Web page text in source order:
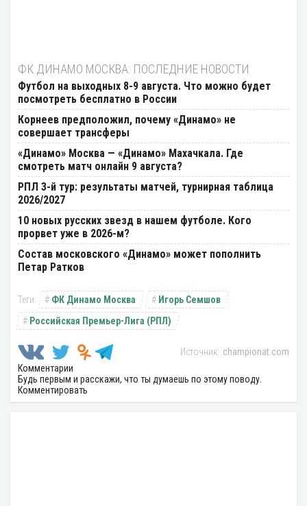
ФК ДИНАМО МОСКВА: ПОСЛЕДНИЕ НОВОСТИ
Футбол на выходных 8-9 августа. Что можно будет
посмотреть бесплатно в России
Корнеев предположил, почему «Динамо» не
совершает трансферы
«Динамо» Москва — «Динамо» Махачкала. Где
смотреть матч онлайн 9 августа?
РПЛ 3-й тур: результаты матчей, турнирная таблица
2026/2027
10 новых русских звезд в нашем футболе. Кого
прорвет уже в 2026-м?
Состав московского «Динамо» может пополнить
Петар Ратков
ФК Динамо Москва
Игорь Семшов
Российская Премьер-Лига (РПЛ)
championat.com
Комментарии
Будь первым и расскажи, что ты думаешь по этому поводу.
Комментировать